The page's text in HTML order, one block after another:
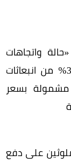
واتجاهات
تسعير الكربون» أن ما يقرب من 30% من انبعاثات
مشمولة بسعر
على دفع